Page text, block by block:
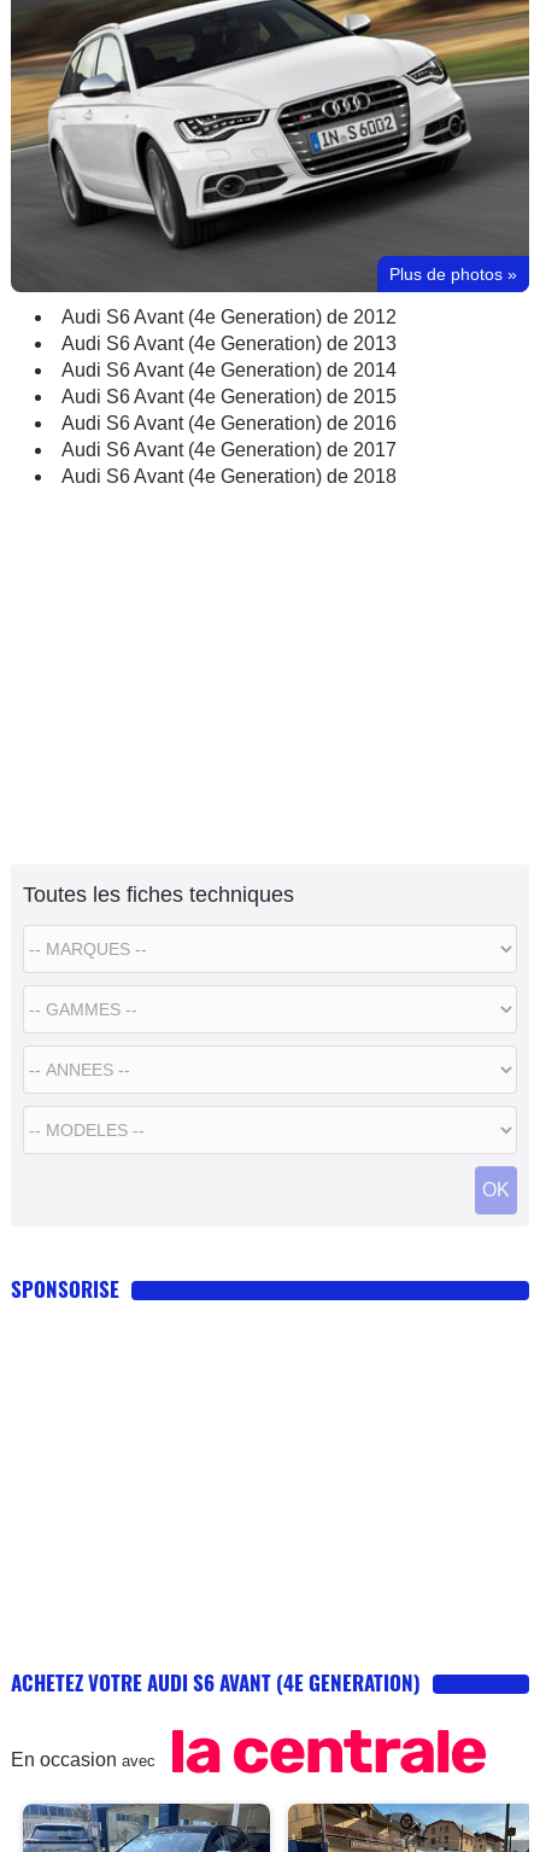
Plus de photos »
Audi S6 Avant (4e Generation) de 2012
Audi S6 Avant (4e Generation) de 2013
Audi S6 Avant (4e Generation) de 2014
Audi S6 Avant (4e Generation) de 2015
Audi S6 Avant (4e Generation) de 2016
Audi S6 Avant (4e Generation) de 2017
Audi S6 Avant (4e Generation) de 2018
Toutes les fiches techniques
SPONSORISE
ACHETEZ VOTRE AUDI S6 AVANT (4E GENERATION)
En occasion avec